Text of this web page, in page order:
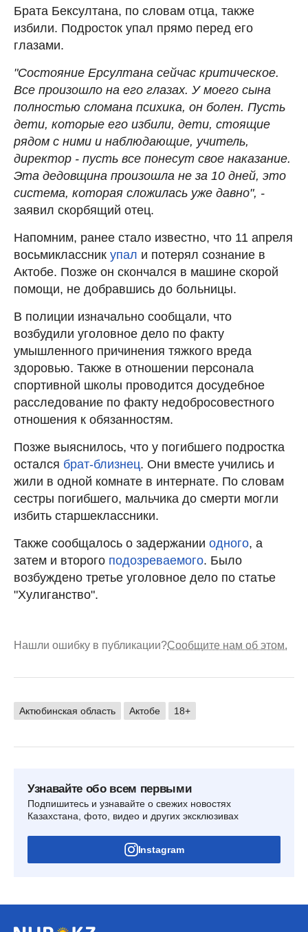
Брата Бексултана, по словам отца, также
избили. Подросток упал прямо перед его
глазами.
"Состояние Ерсултана сейчас критическое.
Все произошло на его глазах. У моего сына
полностью сломана психика, он болен. Пусть
дети, которые его избили, дети, стоящие
рядом с ними и наблюдающие, учитель,
директор - пусть все понесут свое наказание.
Эта дедовщина произошла не за 10 дней, это
система, которая сложилась уже давно", -
заявил скорбящий отец.
Напомним, ранее стало известно, что 11 апреля
восьмиклассник упал и потерял сознание в
Актобе. Позже он скончался в машине скорой
помощи, не добравшись до больницы.
В полиции изначально сообщали, что
возбудили уголовное дело по факту
умышленного причинения тяжкого вреда
здоровью. Также в отношении персонала
спортивной школы проводится досудебное
расследование по факту недобросовестного
отношения к обязанностям.
Позже выяснилось, что у погибшего подростка
остался брат-близнец. Они вместе учились и
жили в одной комнате в интернате. По словам
сестры погибшего, мальчика до смерти могли
избить старшеклассники.
Также сообщалось о задержании одного, а
затем и второго подозреваемого. Было
возбуждено третье уголовное дело по статье
"Хулиганство".
Нашли ошибку в публикации?Сообщите нам об этом.
Актюбинская область Актобе 18+
Узнавайте обо всем первыми
Подпишитесь и узнавайте о свежих новостях
Казахстана, фото, видео и других эксклюзивах
Instagram